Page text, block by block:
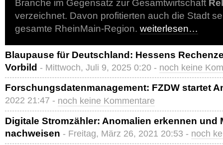
Branche im Gegensatz zur Gesamtwirtschaft
verzeichnet. Davon profitierten auch die Stadt
gesamte RheinMain-Region. weiterlesen…
Blaupause für Deutschland: Hessens
Vorbild - Mittwoch, Juli 9, 2025 0:20 - noch keine
Forschungsdatenmanagement: FZDW startet
2022 21:47 - noch keine Kommentare
Digitale Stromzähler: Anomalien erkennen und
nachweisen - Freitag, März 26, 2021 20:53 - noch